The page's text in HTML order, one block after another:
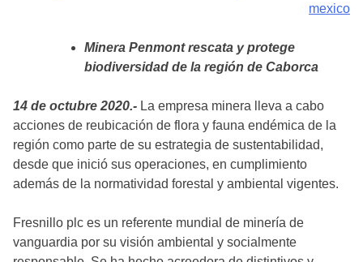
mexico
Minera Penmont rescata y protege
biodiversidad de la región de Caborca
14 de octubre 2020.- La empresa minera lleva a cabo
acciones de reubicación de flora y fauna endémica de la
región como parte de su estrategia de sustentabilidad,
desde que inició sus operaciones, en cumplimiento
además de la normatividad forestal y ambiental vigentes.
Fresnillo plc es un referente mundial de minería de
vanguardia por su visión ambiental y socialmente